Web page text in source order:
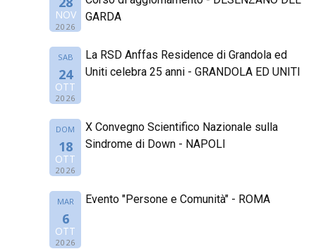
NOV
2026
GARDA
SAB
24
OTT
2026
La RSD Anffas Residence di Grandola ed
Uniti celebra 25 anni - GRANDOLA ED UNITI
DOM
18
OTT
2026
X Convegno Scientifico Nazionale sulla
Sindrome di Down - NAPOLI
MAR
6
OTT
2026
Evento "Persone e Comunità" - ROMA